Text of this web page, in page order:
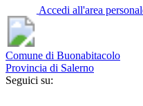
Accedi all'area
Comune di Buonabitacolo
Provincia di Salerno
Seguici su: